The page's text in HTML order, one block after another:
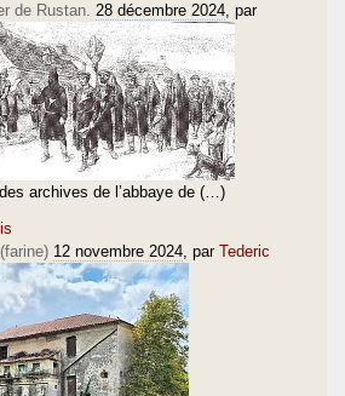
de Rustan. 28 décembre 2024 , par
archives de l’abbaye de (…)
12 novembre 2024 , par Tederic